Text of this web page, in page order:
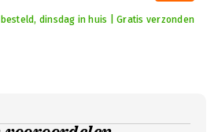
dinsdag in huis | Gratis verzonden